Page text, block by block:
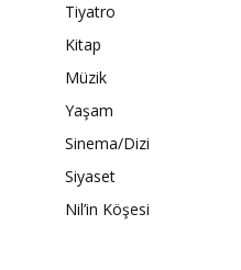
Tiyatro
Kitap
Müzik
Yaşam
Sinema/Dizi
Siyaset
Nil’in Köşesi